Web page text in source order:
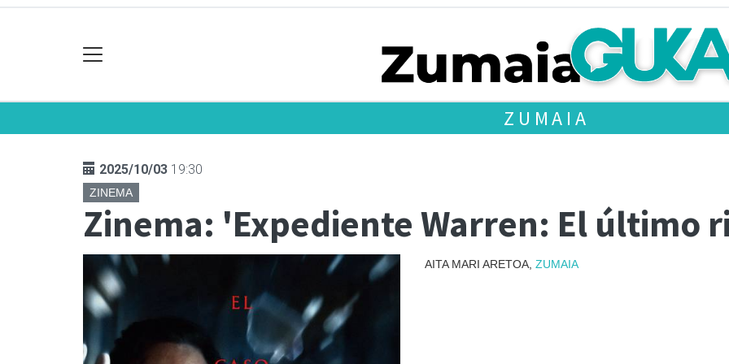
ZUMAIA
2025/10/03 19:30
ZINEMA
Zinema: 'Expediente Warren: El último
AITA MARI ARETOA, ZUMAIA